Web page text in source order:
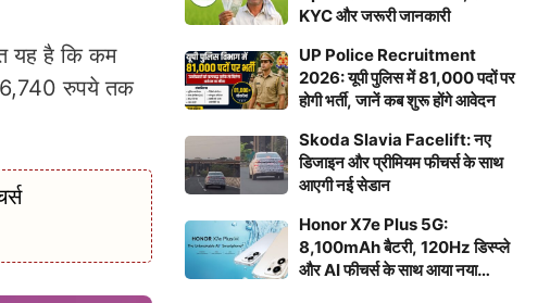
यह है कि कम
6,740 रुपये तक
KYC और जरूरी जानकारी
UP Police Recruitment
2026: यूपी पुलिस में 81,000 पदों पर
होगी भर्ती, जानें कब शुरू होंगे आवेदन
Skoda Slavia Facelift: नए
डिजाइन और प्रीमियम फीचर्स के साथ
आएगी नई सेडान
Honor X7e Plus 5G:
8,100mAh बैटरी, 120Hz डिस्प्ले
और AI फीचर्स के साथ आया नया